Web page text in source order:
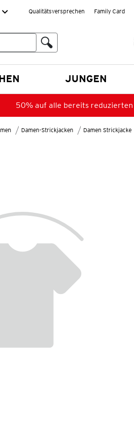
Qualitätsversprechen Family Card
JUNGEN
50% auf alle bereits
Damen-Strickjacken Damen Strickjacke